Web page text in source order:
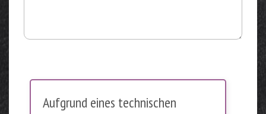
Aufgrund eines technischen